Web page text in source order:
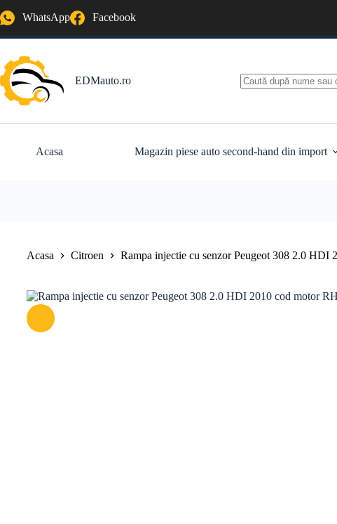
la
WhatsApp Facebook
EDMauto.ro
Acasa Magazin piese auto second-hand din import
Acasa Citroen Rampa injectie cu senzor Peugeot 308 2.0 HDI